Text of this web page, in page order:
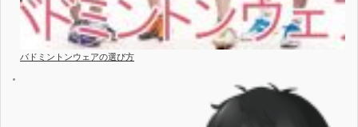
バドミントンウェアの選び方